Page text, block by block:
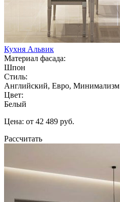
Кухня Альвик
Материал фасада:
Шпон
Стиль:
Английский, Евро, Минимализм
Цвет:
Белый
Цена: от 42 489 руб.
Рассчитать